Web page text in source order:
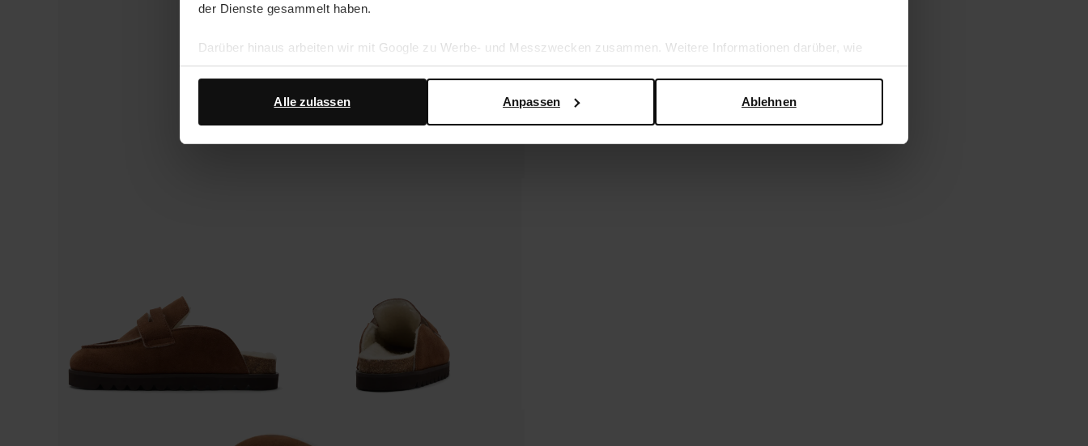
der Dienste gesammelt haben.
Darüber hinaus arbeiten wir mit Google zu Werbe- und Messzwecken zusammen. Weitere Informationen darüber, wie
Google Ihre personenbezogenen Daten verwendet, finden Sie auf derSeite zur geschäftlichen Sicherheit und zum
Ablehnen
Anpassen
Alle zulassen